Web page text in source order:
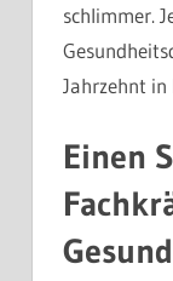
schlimmer.
Jahrzehnt in
Einen